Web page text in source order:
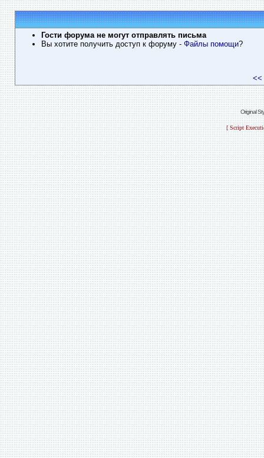
Гости форума не могут отправлять письма
Вы хотите получить доступ к форуму - Файлы помощи?
<<
Original
[ Script